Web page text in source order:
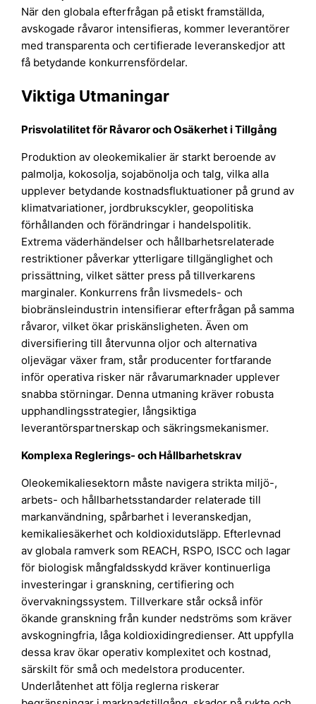
När den globala efterfrågan på etiskt framställda,
avskogade råvaror intensifieras, kommer leverantörer
med transparenta och certifierade leveranskedjor att
få betydande konkurrensfördelar.
Viktiga Utmaningar
Prisvolatilitet för Råvaror och Osäkerhet i Tillgång
Produktion av oleokemikalier är starkt beroende av
palmolja, kokosolja, sojabönolja och talg, vilka alla
upplever betydande kostnadsfluktuationer på grund av
klimatvariationer, jordbrukscykler, geopolitiska
förhållanden och förändringar i handelspolitik.
Extrema väderhändelser och hållbarhetsrelaterade
restriktioner påverkar ytterligare tillgänglighet och
prissättning, vilket sätter press på tillverkarens
marginaler. Konkurrens från livsmedels- och
biobränsleindustrin intensifierar efterfrågan på samma
råvaror, vilket ökar priskänsligheten. Även om
diversifiering till återvunna oljor och alternativa
oljevägar växer fram, står producenter fortfarande
inför operativa risker när råvarumarknader upplever
snabba störningar. Denna utmaning kräver robusta
upphandlingsstrategier, långsiktiga
leverantörspartnerskap och säkringsmekanismer.
Komplexa Reglerings- och Hållbarhetskrav
Oleokemikaliesektorn måste navigera strikta miljö-,
arbets- och hållbarhetsstandarder relaterade till
markanvändning, spårbarhet i leveranskedjan,
kemikaliesäkerhet och koldioxidutsläpp. Efterlevnad
av globala ramverk som REACH, RSPO, ISCC och lagar
för biologisk mångfaldsskydd kräver kontinuerliga
investeringar i granskning, certifiering och
övervakningssystem. Tillverkare står också inför
ökande granskning från kunder nedströms som kräver
avskogningfria, låga koldioxidingredienser. Att uppfylla
dessa krav ökar operativ komplexitet och kostnad,
särskilt för små och medelstora producenter.
Underlåtenhet att följa reglerna riskerar